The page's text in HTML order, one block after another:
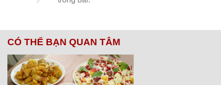
CÓ THỂ BẠN QUAN TÂM